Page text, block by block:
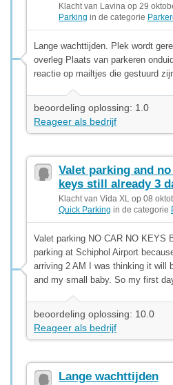
Klacht van Lavina op 29
Parking in de categorie
Lange wachttijden. Plek wordt
overleg Plaats van parkeren
reactie op mailtjes die gestuurd
beoordeling oplossing: 1.0
Reageer als bedrijf
Valet parking and
keys still already 3
Klacht van Vida XL op 08
Quick Parking in de categorie
Valet parking NO CAR NO KEYS
parking at Schiphol Airport
arriving 2 AM I was thinking it will
and my small baby. So my first
beoordeling oplossing: 10.0
Reageer als bedrijf
Lange wachttijden